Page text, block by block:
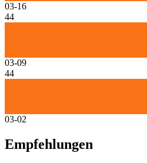
03-16
44
03-09
44
03-02
Empfehlungen